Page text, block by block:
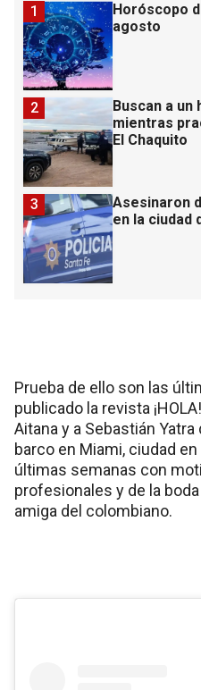
Horóscopo
agosto
1
Buscan a un
mientras
El Chaquito
2
Asesinaron
en la ciudad
3
Prueba de ello son las
publicado la revista
Aitana y a Sebastián
barco en Miami, ciudad
últimas semanas con
profesionales y de la
amiga del colombiano.